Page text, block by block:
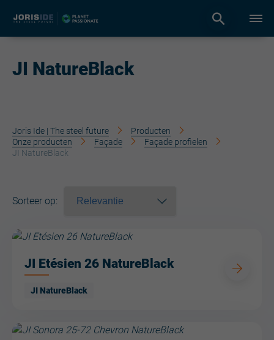
JI NatureBlack
Joris Ide | The steel future
Producten
Onze producten
Façade
Façade profielen
JI NatureBlack
Sorteer op:
JI Etésien 26 NatureBlack
JI NatureBlack